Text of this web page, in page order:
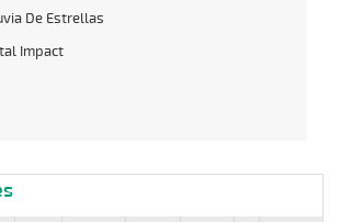
De Estrellas
Impact